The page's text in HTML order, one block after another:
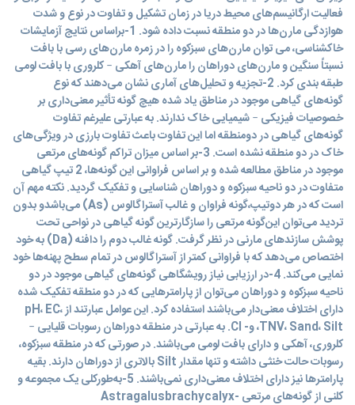
فعالیت ارگانیسم‌های محیط دریا در زمان تشکیل و تفاوت در نوع و شدت
هوازدگی مارن‌ها در دو منطقه نسبت داده شود. 1-براساس نتایج آزمایشات
خاکشناسی، می توان مارن‌های سبزکوه را در زمره مارن‌های رسی با بافت
نسبتاً سنگین و مارن‌های دوراهان را مارن‌های آهکی – کلروری با بافت لومی
طبقه بندی کرد. 2-تجزیه و تحلیل‌های آماری نشان می‌دهند که نوع
گونه‌های گیاهی موجود در مناطق یاد شده هیچ گونه تأثیر معنی‌داری بر
خصوصیات فیزیکی – شیمیایی خاک ندارند. به عبارتی علیرغم تفاوت
گونه‌های گیاهی در دومنطقه اما این تفاوت باعث تفاوت بارزی در ویژگی‌های
خاک در دو منطقه نشده است. 3-بر اساس میزان تراکم گونه‌های مرتعی
موجود در مناطق مطالعه شده و بر اساس فراوانی این گونه‌ها، 2 تیپ گیاهی
متفاوت در دو ناحیه سبزکوه و دوراهان شناسایی و تفکیک گردید. نکته مهم آن
است که در هر دوتیپ،گونه فراوان و غالب آستراگالوس (As) می‌باشدو بدون
تردید می‌توان این‌گونه مرتعی را سازگارترین گونه گیاهی در نواحی تحت
پوشش سازند‌های مارنی در نظر گرفت. گونه غالب دوم را دافنه (Da) به خود
اختصاص می‌دهد که با فراوانی کمتر از آستراگالوس در تمام سطح پهنه‌ها خود
نمایی می‌کند. 4-در ارزیابی نیاز رویشگاهی گونه‌های گیاهی موجود در دو
ناحیه سبزکوه و دوراهان می‌توان از پارامترهایی که در دو منطقه تفکیک شده
دارای اختلاف معنی‌دار می‌باشند استفاده کرد. این عوامل عبارتند از pH، EC،
TNV، Sand، Silt، و- Cl. به عبارتی در منطقه دوراهان رسوبات قلیایی –
کلروری، آهکی و دارای بافت لومی می‌باشند. در صورتی که در منطقه سبزکوه،
رسوبات حالت خنثی داشته و تنها مقدار Silt بالاتری از دوراهان دارند. بقیه
پارامترها نیز دارای اختلاف معنی‌داری نمی‌باشند. 5-به‌طورکلی یک مجموعه و
کلنی از گونه‌های مرتعی Astragalusbrachycalyx-